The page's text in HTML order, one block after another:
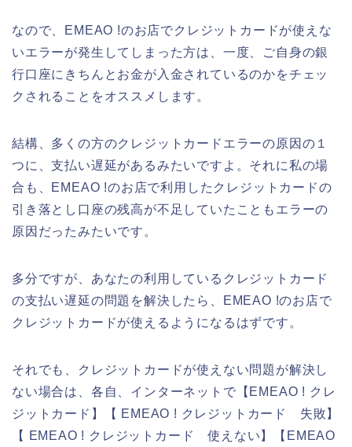
なので、EMEAO !のお店でクレジットカードが使えな
いエラーが発生してしまった方は、一度、ご自身の銀
行口座にきちんとお金が入金されているのかをチェッ
クされることをオススメします。
結構、多くの方のクレジットカードエラーの原因の１
つに、支払い遅延があるみたいですよ。それに私の場
合も、EMEAO !のお店で利用したクレジットカードの
引き落とし口座の残高が不足していたこともエラーの
原因だったみたいです。
多分ですが、あなたの利用しているクレジットカード
の支払い遅延の問題を解決したら、EMEAO !のお店で
クレジットカードが使えるようになるはずです。
それでも、クレジットカードが使えない問題が解決し
ない場合は、各自、インターネットで【EMEAO ! クレ
ジットカード】【 EMEAO ! クレジットカード 失敗】
【 EMEAO ! クレジットカード 使えない】【EMEAO